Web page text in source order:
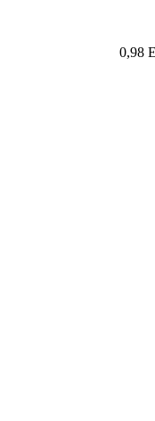
0,98